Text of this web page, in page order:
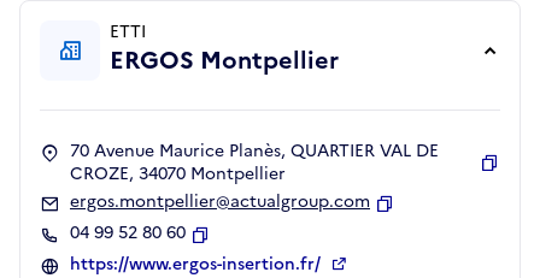
ETTI
ERGOS Montpellier
70 Avenue Maurice Planès, QUARTIER VAL DE
CROZE, 34070 Montpellier
ergos.montpellier@actualgroup.com
04 99 52 80 60
Copier
https://www.ergos-insertion.fr/